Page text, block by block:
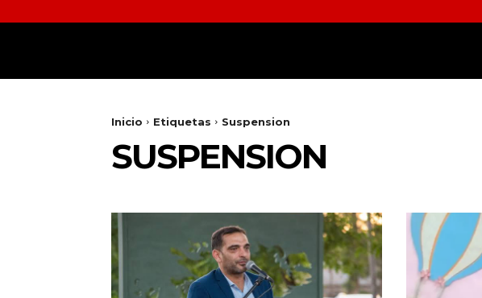
Inicio Etiquetas Suspension
SUSPENSION